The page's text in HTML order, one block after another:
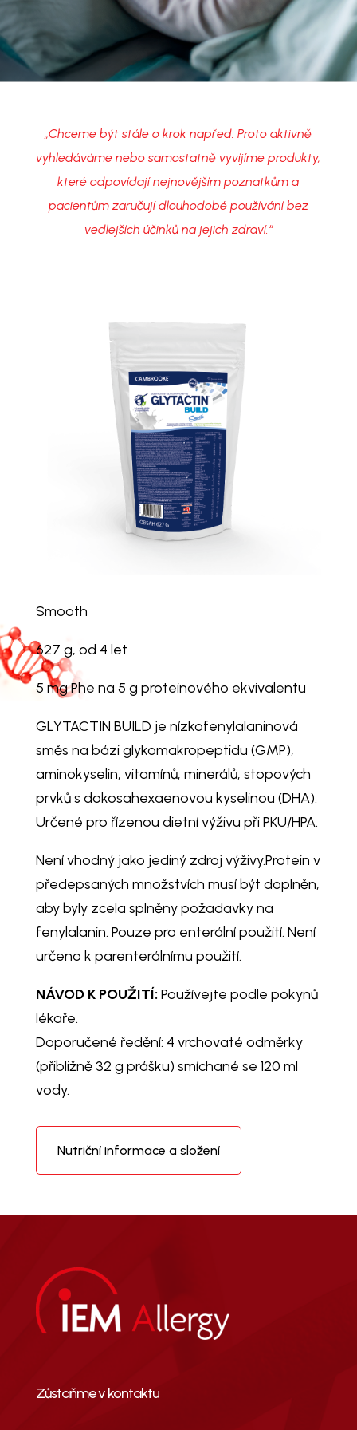
„Chceme být stále o krok napřed. Proto aktivně
vyhledáváme nebo samostatně vyvíjíme produkty,
které odpovídají nejnovějším poznatkům a
pacientům zaručují dlouhodobé používání bez
vedlejších účinků na jejich zdraví.“
Smooth
627 g, od 4 let
5 mg Phe na 5 g proteinového ekvivalentu
GLYTACTIN BUILD je nízkofenylalaninová
směs na bázi glykomakropeptidu (GMP),
aminokyselin, vitamínů, minerálů, stopových
prvků s dokosahexaenovou kyselinou (DHA).
Určené pro řízenou dietní výživu při PKU/HPA.
Není vhodný jako jediný zdroj výživy.Protein v
předepsaných množstvích musí být doplněn,
aby byly zcela splněny požadavky na
fenylalanin. Pouze pro enterální použití. Není
určeno k parenterálnímu použití.
NÁVOD K POUŽITÍ: Používejte podle pokynů
lékaře.
Doporučené ředění: 4 vrchovaté odměrky
(přibližně 32 g prášku) smíchané se 120 ml
vody.
Nutriční informace a složení
Zůstaňme v kontaktu